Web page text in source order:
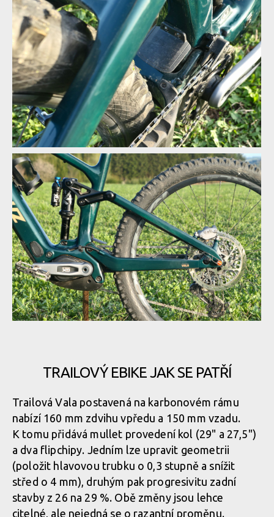
Ochrana zadní stavby nechybí
Ochrana zadní stavby nechybí
Ochrana zadní stavby nechybí
Ochrana zadní stavby nechybí
Ochrana zadní stavby nechybí
Ochrana zadní stavby nechybí
Ochrana zadní stavby nechybí
Ochrana zadní stavby nechybí
Ochrana zadní stavby nechybí
Nenápadný blatníček zabraňující zapadnutí nečistot k hlavnímu
čepu
Nenápadný blatníček zabraňující zapadnutí nečistot k hlavnímu
čepu
Nenápadný blatníček zabraňující zapadnutí nečistot k hlavnímu
čepu
Nenápadný blatníček zabraňující zapadnutí nečistot k hlavnímu
čepu
Nenápadný blatníček zabraňující zapadnutí nečistot k hlavnímu
čepu
VPP nahradilo čtyřčepové zavěšení, typický Horst Link s čepem
dělícím řetězovou vzpěru
VPP nahradilo čtyřčepové zavěšení, typický Horst Link s čepem
dělícím řetězovou vzpěru
TRAILOVÝ EBIKE JAK SE PATŘÍ
Trailová Vala postavená na karbonovém rámu
nabízí 160 mm zdvihu vpředu a 150 mm vzadu.
K tomu přidává mullet provedení kol (29" a 27,5")
a dva flipchipy. Jedním lze upravit geometrii
(položit hlavovou trubku o 0,3 stupně a snížit
střed o 4 mm), druhým pak progresivitu zadní
stavby z 26 na 29 %. Obě změny jsou lehce
citelné, ale nejedná se o razantní proměnu.